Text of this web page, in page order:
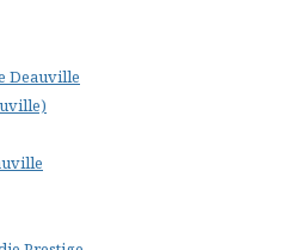
Deauville